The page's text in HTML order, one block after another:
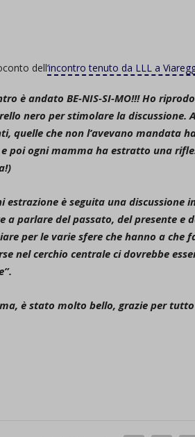
dell‘incontro tenuto da LLL a
è andato BE-NIS-SI-MO!!! Ho
nero per stimolare la discussione.
quelle che non l’avevano mandata
e poi ogni mamma ha estratto una
estrazione è seguita una
a parlare del passato, del presente e
per le varie sfere che hanno a
nel cerchio centrale ci dovrebbe
è stato molto bello, grazie per